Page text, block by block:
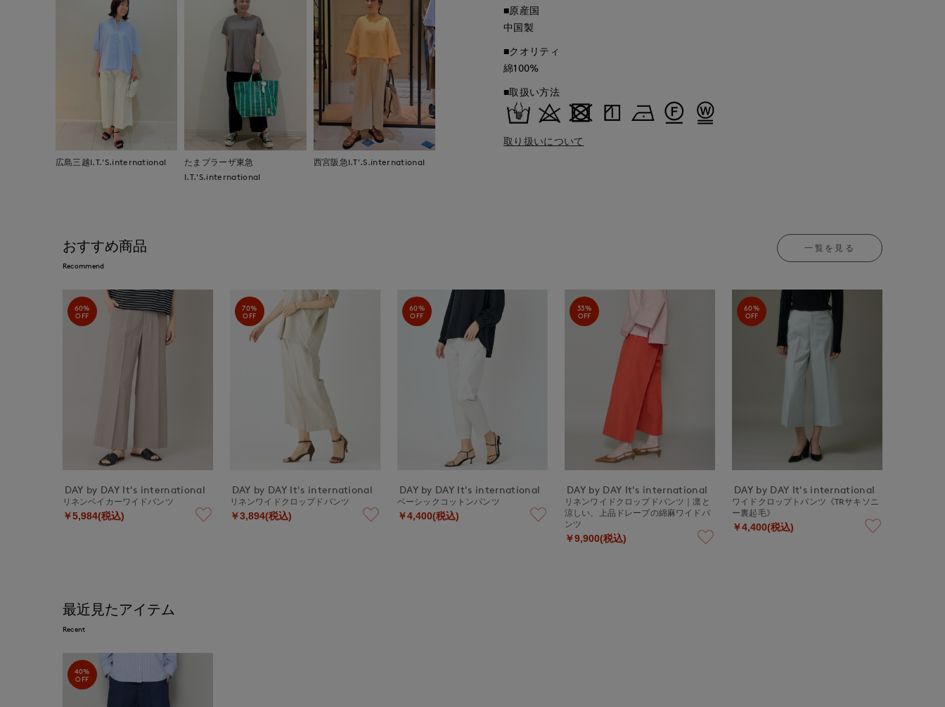
広島三越I.T.'S.international
たまプラーザ東急
I.T.'S.international
西宮阪急I.T'.S.international
■原産国
中国製
■クオリティ
綿100%
■取扱い方法
取り扱いについて
おすすめ商品
Recommend
一覧を見る
60%
OFF
DAY by DAY It's international
リネンベイカーワイドパンツ
￥5,984(税込)
70%
OFF
DAY by DAY It's international
リネンワイドクロップドパンツ
￥3,894(税込)
60%
OFF
DAY by DAY It's international
ベーシックコットンパンツ
￥4,400(税込)
33%
OFF
DAY by DAY It's international
リネンワイドクロップドパンツ｜凛と
涼しい、上品ドレープの綿麻ワイドパ
ンツ
￥9,900(税込)
60%
OFF
DAY by DAY It's international
ワイドクロップトパンツ《TRサキソニ
ー裏起毛》
￥4,400(税込)
最近見たアイテム
Recent
40%
OFF